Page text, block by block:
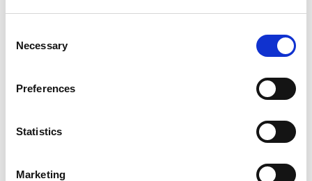
Selection
Necessary
Preferences
Statistics
Marketing